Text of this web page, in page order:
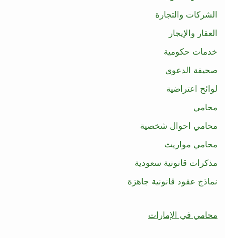
الشركات والتجارة
العقار والإيجار
خدمات حكومية
صحيفة الدعوى
لوائح اعتراضية
محامي
محامي احوال شخصية
محامي مواريث
مذكرات قانونية سعودية
نماذج عقود قانونية جاهزة
محامي في الإمارات